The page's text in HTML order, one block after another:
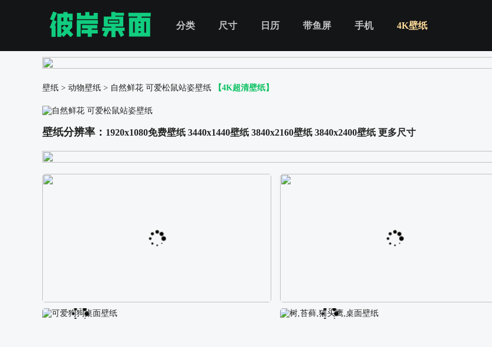
分类 尺寸 日历 带鱼屏 手机 4K壁纸
壁纸 > 动物壁纸 > 自然鲜花 可爱松鼠站姿壁纸 【4K超清壁纸】
壁纸分辨率： 1920x1080免费壁纸 3440x1440壁纸 3840x2160壁纸 3840x2400壁纸 更多尺寸
阿尔卑斯山区自然风景壁纸 校园长发可爱美女4K电脑壁纸